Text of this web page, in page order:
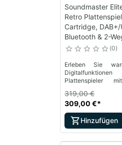
Soundmaster
Retro
Cartridge, DAB+/
Bluetooth & 2-
0
Erleben Sie
Plattenspieler
2-Wege-
309,00 €*
319,00 €
Hinzufügen